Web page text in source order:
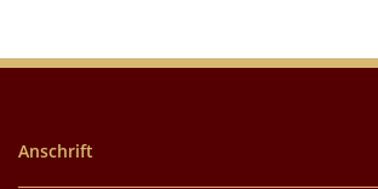
Anschrift